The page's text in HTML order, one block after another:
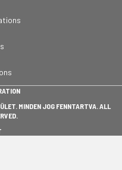
MINDEN JOG FENNTARTVA. ALL